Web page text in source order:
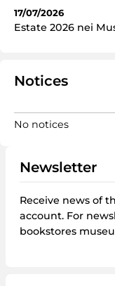
17/07/2026
Estate 2026 nei
Notices
No notices
Newsletter
Receive news of
account. For
bookstores